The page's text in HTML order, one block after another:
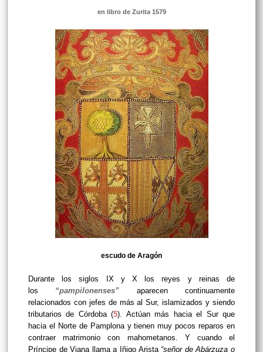
en libro de Zurita 1579
escudo de Aragón
Durante los siglos IX y X los reyes y reinas de
los “pampilonenses” aparecen continuamente
relacionados con jefes de más al Sur, islamizados y siendo
tributarios de Córdoba (5). Actúan más hacia el Sur que
hacia el Norte de Pamplona y tienen muy pocos reparos en
contraer matrimonio con mahometanos. Y cuando el
Príncipe de Viana llama a Iñigo Arista “señor de Abárzuza o